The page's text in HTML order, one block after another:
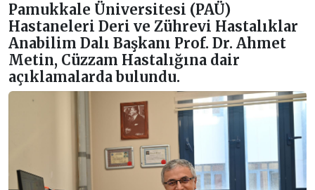
Pamukkale Üniversitesi (PAÜ)
Hastaneleri Deri ve Zührevi Hastalıklar
Anabilim Dalı Başkanı Prof. Dr. Ahmet
Metin, Cüzzam Hastalığına dair
açıklamalarda bulundu.